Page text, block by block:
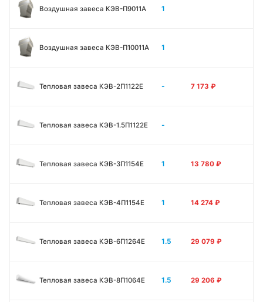
Воздушная завеса КЭВ-П9011A 1
Воздушная завеса КЭВ-П10011A 1
Тепловая завеса КЭВ-2П1122E - 7 173 ₽
Тепловая завеса КЭВ-1.5П1122E -
Тепловая завеса КЭВ-3П1154E 1 13 780 ₽
Тепловая завеса КЭВ-4П1154E 1 14 274 ₽
Тепловая завеса КЭВ-6П1264E 1.5 29 079 ₽
Тепловая завеса КЭВ-8П1064E 1.5 29 206 ₽